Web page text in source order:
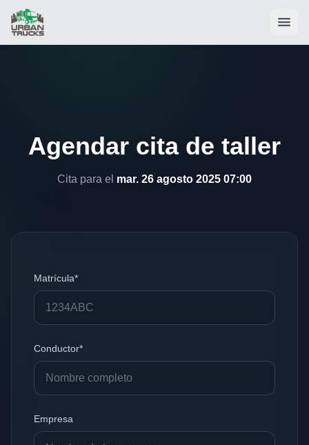
Agendar cita de taller
Cita para el mar. 26 agosto 2025 07:00
Matrícula*
Conductor*
Empresa